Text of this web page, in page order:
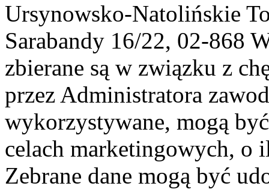
Ursynowsko-Natolińskie
Sarabandy 16/22, 02-868
zbierane są w związku z
przez Administratora
wykorzystywane, mogą
celach marketingowych, o
Zebrane dane mogą być